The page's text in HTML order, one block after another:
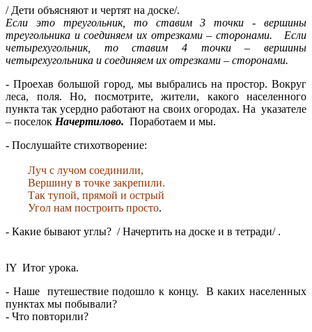
/ Дети объясняют и чертят на доске/.
Если это треугольник, то ставим 3 точки - вершины
треугольника и соединяем их отрезками – сторонами. Если
четырехугольник, то ставим 4 точки – вершины
четырехугольника и соединяем их отрезками – сторонами.
- Проехав большой город, мы выбрались на простор. Вокруг
леса, поля. Но, посмотрите, жители, какого населенного
пункта так усердно работают на своих огородах. На указателе
– поселок Начертилово. Поработаем и мы.
- Послушайте стихотворение:
Луч с лучом соединили,
Вершину в точке закрепили.
Так тупой, прямой и острый
Угол нам построить просто.
- Какие бывают углы? / Начертить на доске и в тетради/ .
IY Итог урока.
- Наше путешествие подошло к концу. В каких населенных
пунктах мы побывали?
- Что повторили?